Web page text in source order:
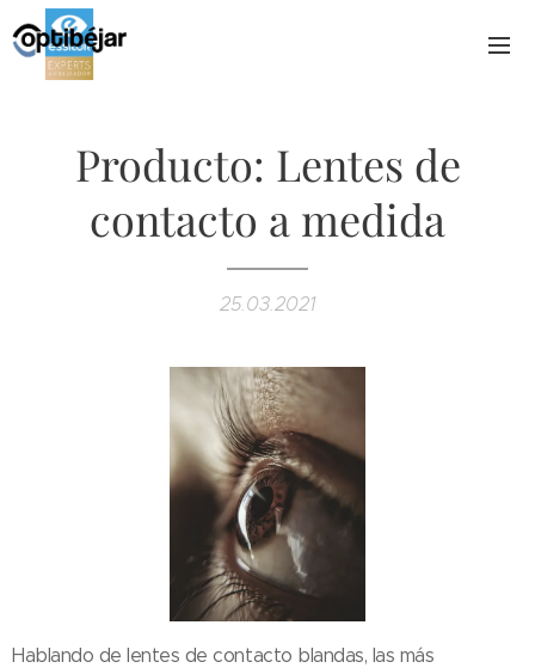
Producto: Lentes de
contacto a medida
25.03.2021
Hablando de lentes de contacto blandas, las más